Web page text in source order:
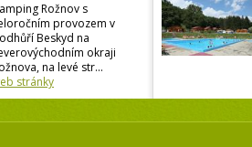
Rožnov s
provozem v
Beskyd na
okraji
na levé str...
stránky